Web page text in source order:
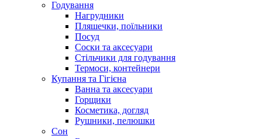
Годування
Нагрудники
Пляшечки, поїльники
Посуд
Соски та аксесуари
Стільчики для годування
Термоси, контейнери
Купання та Гігієна
Ванна та аксесуари
Горщики
Косметика, догляд
Рушники, пелюшки
Сон